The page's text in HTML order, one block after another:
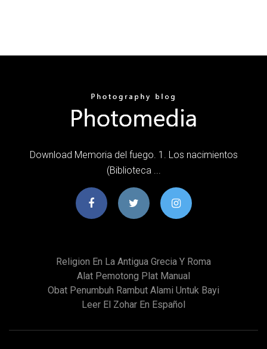
Download Memoria del fuego. 1. Los nacimientos
(Biblioteca ...
Religion En La Antigua Grecia Y Roma
Alat Pemotong Plat Manual
Obat Penumbuh Rambut Alami Untuk Bayi
Leer El Zohar En Español